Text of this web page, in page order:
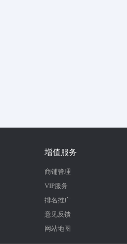
增值服务
商铺管理
VIP服务
排名推广
意见反馈
网站地图